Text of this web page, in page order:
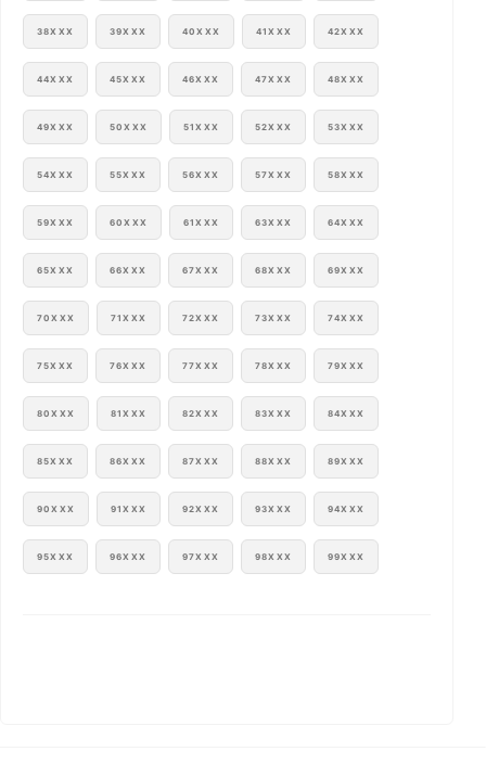
38XXX 39XXX 40XXX 41XXX 42XXX
44XXX 45XXX 46XXX 47XXX 48XXX
49XXX 50XXX 51XXX 52XXX 53XXX
54XXX 55XXX 56XXX 57XXX 58XXX
59XXX 60XXX 61XXX 63XXX 64XXX
65XXX 66XXX 67XXX 68XXX 69XXX
70XXX 71XXX 72XXX 73XXX 74XXX
75XXX 76XXX 77XXX 78XXX 79XXX
80XXX 81XXX 82XXX 83XXX 84XXX
85XXX 86XXX 87XXX 88XXX 89XXX
90XXX 91XXX 92XXX 93XXX 94XXX
95XXX 96XXX 97XXX 98XXX 99XXX